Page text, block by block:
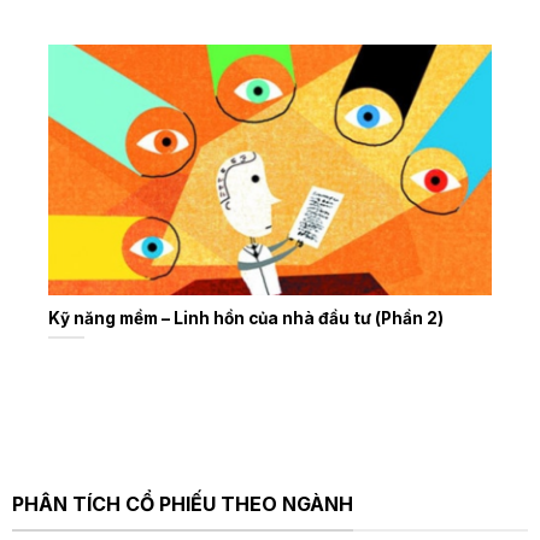
Kỹ năng mềm – Linh hồn của nhà đầu tư (Phần 2)
PHÂN TÍCH CỔ PHIẾU THEO NGÀNH